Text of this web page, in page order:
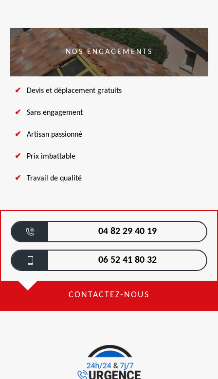
NOS ENGAGEMENTS
Devis et déplacement gratuits
Sans engagement
Artisan passionné
Prix imbattable
Travail de qualité
04 82 29 40 19
06 52 41 80 32
CONTACTEZ-NOUS